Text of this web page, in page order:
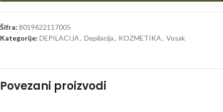
Šifra: 8019622117005
Kategorije: DEPILACIJA, Depilacija, KOZMETIKA, Vosak
Povezani proizvodi